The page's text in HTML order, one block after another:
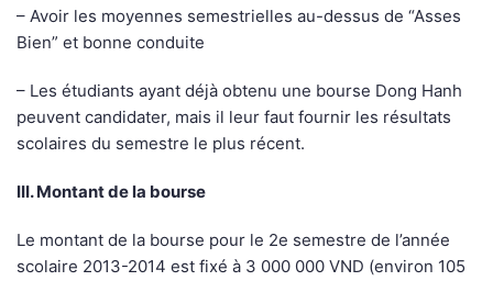
– Avoir les moyennes semestrielles au-dessus de “Asses
Bien” et bonne conduite
– Les étudiants ayant déjà obtenu une bourse Dong Hanh
peuvent candidater, mais il leur faut fournir les résultats
scolaires du semestre le plus récent.
III. Montant de la bourse
Le montant de la bourse pour le 2e semestre de l’année
scolaire 2013-2014 est fixé à 3 000 000 VND (environ 105